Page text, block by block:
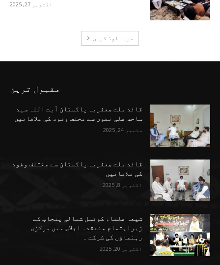
اکتوبر 27, 2025
مزید لوڈ کریں
مقبول ترین
قائد ملت جعفریہ پاکستان آیت اللہ سید
ساجد علی نقوی سے مختف وفود کی ملاقاتیں
ستمبر 24, 2025
قائد ملت جعفریہ پاکستان سے مختلف وفود
کی ملاقاتیں
اکتوبر 8, 2025
شیعہ علماء کونسل شمالی پنجاب کے
زیراہتمام منعقدہ اجلاسِ میں مرکزی
رہنماؤں کی شرکت ۔
اکتوبر 20, 2025